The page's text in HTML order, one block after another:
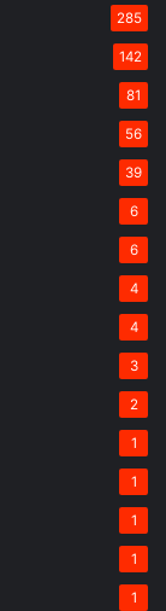
285
142
81
56
39
6
6
4
4
3
2
1
1
1
1
1